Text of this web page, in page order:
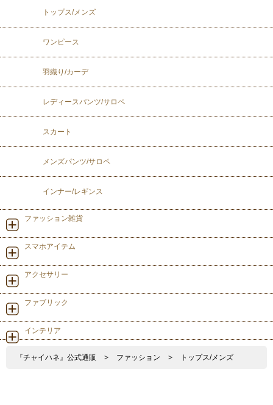
トップス/メンズ
ワンピース
羽織り/カーデ
レディースパンツ/サロペ
スカート
メンズパンツ/サロペ
インナー/レギンス
ファッション雑貨
スマホアイテム
アクセサリー
ファブリック
インテリア
『チャイハネ』公式通販 > ファッション > トップス/メンズ